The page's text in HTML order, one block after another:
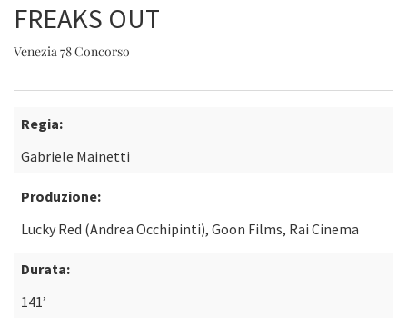
FREAKS OUT
Venezia 78 Concorso
Regia:
Gabriele Mainetti
Produzione:
Lucky Red (Andrea Occhipinti), Goon Films, Rai Cinema
Durata:
141’